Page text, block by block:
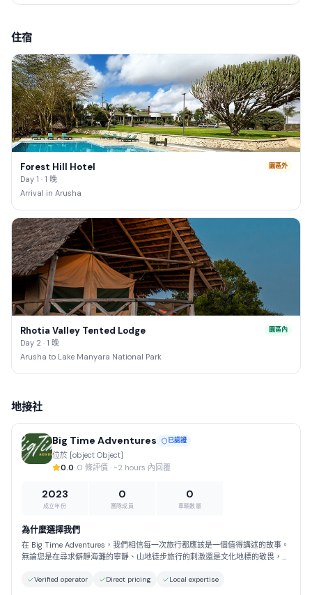
住宿
Forest Hill Hotel
Day 1 · 1 晚
Arrival in Arusha
園區外
Rhotia Valley Tented Lodge
Day 2 · 1 晚
Arusha to Lake Manyara National Park
園區內
地接社
Big Time Adventures 已認證
位於 [object Object]
0.0· 0 條評價 · ~2 hours 內回覆
2023
成立年份
0
團隊成員
0
車輛數量
為什麼選擇我們
在 Big Time Adventures，我們相信每一次旅行都應該是一個值得講述的故事。
無論您是在尋求僻靜海灘的寧靜、山地徒步旅行的刺激還是文化地標的敬畏，我
和負責任的旅遊為基礎的旅行體驗。我們以精心的規劃、對細節的關注以及對如
Verified operator Direct pricing Local expertise